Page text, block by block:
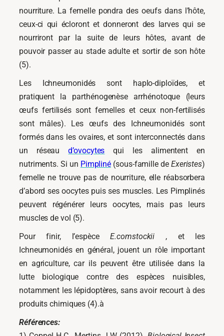
nourriture. La femelle pondra des oeufs dans l’hôte,
ceux-ci qui écloront et donneront des larves qui se
nourriront par la suite de leurs hôtes, avant de
pouvoir passer au stade adulte et sortir de son hôte
(5).
Les Ichneumonidés sont haplo-diploïdes, et
pratiquent la parthénogenèse arrhénotoque (leurs
œufs fertilisés sont femelles et ceux non-fertilisés
sont mâles). Les œufs des Ichneumonidés sont
formés dans les ovaires, et sont interconnectés dans
un réseaud’ovocytes qui les alimentent en
nutriments. Si un Pimpliné (sous-famille de Exeristes)
femelle ne trouve pas de nourriture, elle réabsorbera
d’abord ses oocytes puis ses muscles. Les Pimplinés
peuvent régénérer leurs oocytes, mais pas leurs
muscles de vol (5).
Pour finir, l’espèceE.comstockii , et les
Ichneumonidés en général, jouent un rôle important
en agriculture, car ils peuvent être utilisée dans la
lutte biologique contre des espèces nuisibles,
notamment les lépidoptères, sans avoir recourt à des
produits chimiques (4).à
Références: